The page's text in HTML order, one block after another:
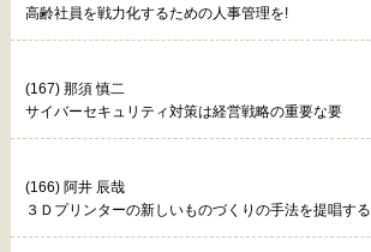
高齢社員を戦力化するための人事管理を!
(167) 那須 慎二
サイバーセキュリティ対策は経営戦略の重要な要
(166) 阿井 辰哉
３Ｄプリンターの新しいものづくりの手法を提唱する